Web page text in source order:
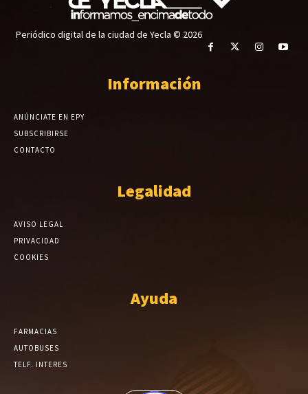
Periódico digital de la ciudad de Yecla © 2026
Información
ANÚNCIATE EN EPY
SUBSCRIBIRSE
CONTACTO
Legalidad
AVISO LEGAL
PRIVACIDAD
COOKIES
Ayuda
FARMACIAS
AUTOBUSES
TELF. INTERES